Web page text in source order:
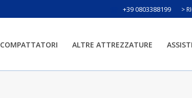
>
+39 0803388199
COMPATTATORI ALTRE ATTREZZATURE